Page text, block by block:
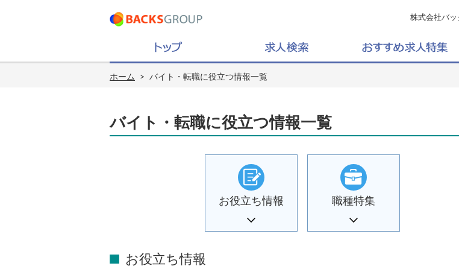
株式会社バ
ホーム > バイト・転職に役立つ情報一覧
バイト・転職に役立つ情報一覧
お役立ち情報 職種特集
お役立ち情報